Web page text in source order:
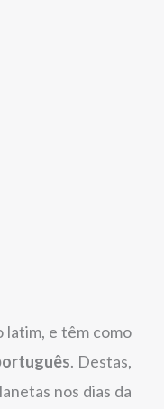
latim, e têm como
. Destas,
nos dias da